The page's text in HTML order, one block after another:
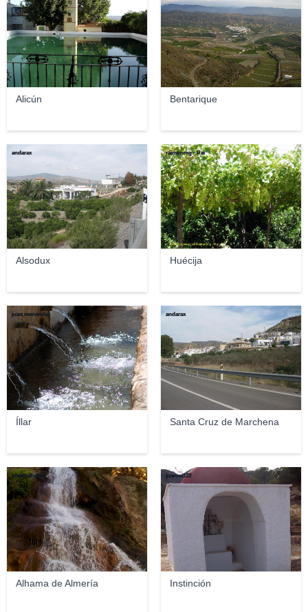
Alicún Bentarique
Alsodux
andarax
Huécija
raimonmg - Rai
Íllar
juan menéndez
Santa Cruz de Marchena
andarax
Alhama de Almería
juanfralhama
Instinción
juanmi123